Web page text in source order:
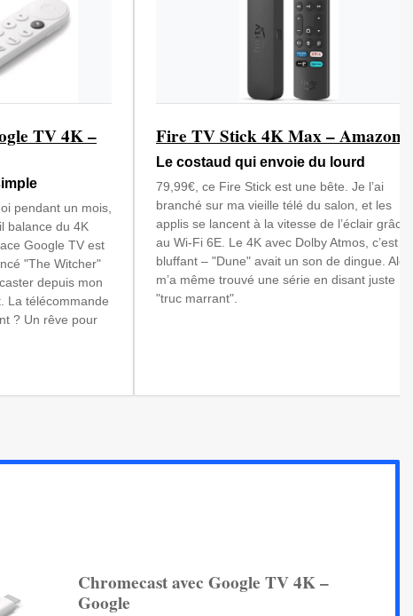
TV 4K –
pendant un mois,
balance du 4K
Google TV est
"The Witcher"
depuis mon
La télécommande
? Un rêve pour
Fire TV Stick 4K Max – Amazon
Le costaud qui envoie du lourd
79,99€, ce Fire Stick est une bête. Je l’ai
branché sur ma vieille télé du salon, et les
applis se lancent à la vitesse de l’éclair grâce
au Wi-Fi 6E. Le 4K avec Dolby Atmos, c’est
bluffant – "Dune" avait un son de dingue. Alexa
m’a même trouvé une série en disant juste
"truc marrant".
Chromecast avec Google TV 4K –
Google